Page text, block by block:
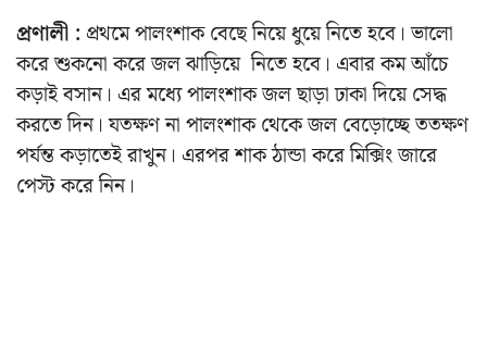
প্রণালী : প্রথমে পালংশাক বেছে নিয়ে ধুয়ে নিতে হবে। ভালো
করে শুকনো করে জল ঝাড়িয়ে নিতে হবে। এবার কম আঁচে
কড়াই বসান। এর মধ্যে পালংশাক জল ছাড়া ঢাকা দিয়ে সেদ্ধ
করতে দিন। যতক্ষণ না পালংশাক থেকে জল বেড়োচ্ছে ততক্ষণ
পর্যন্ত কড়াতেই রাখুন। এরপর শাক ঠান্ডা করে মিক্সিং জারে
পেস্ট করে নিন।